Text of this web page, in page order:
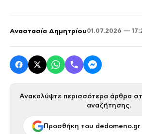
Αναστασία Δημητρίου01.07.2026 —
Ανακαλύψτε περισσότερα άρθρα
αναζήτησης.
Προσθήκη του dedomeno.gr